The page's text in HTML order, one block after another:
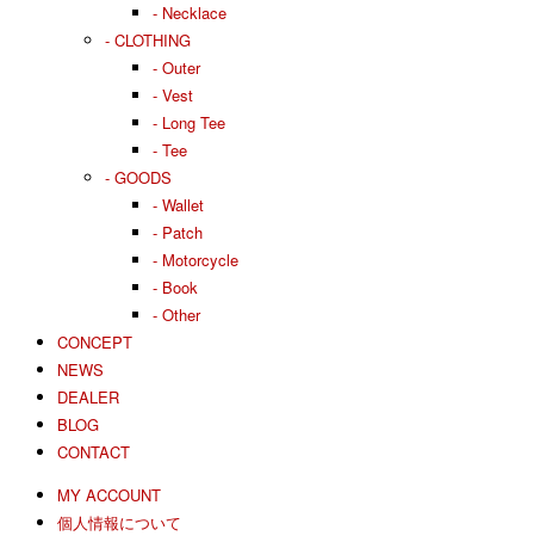
- Necklace
- CLOTHING
- Outer
- Vest
- Long Tee
- Tee
- GOODS
- Wallet
- Patch
- Motorcycle
- Book
- Other
CONCEPT
NEWS
DEALER
BLOG
CONTACT
MY ACCOUNT
個人情報について